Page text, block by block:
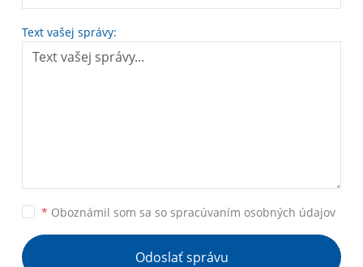
Text vašej správy:
* Oboznámil som sa so spracúvaním osobných údajov
Odoslať správu